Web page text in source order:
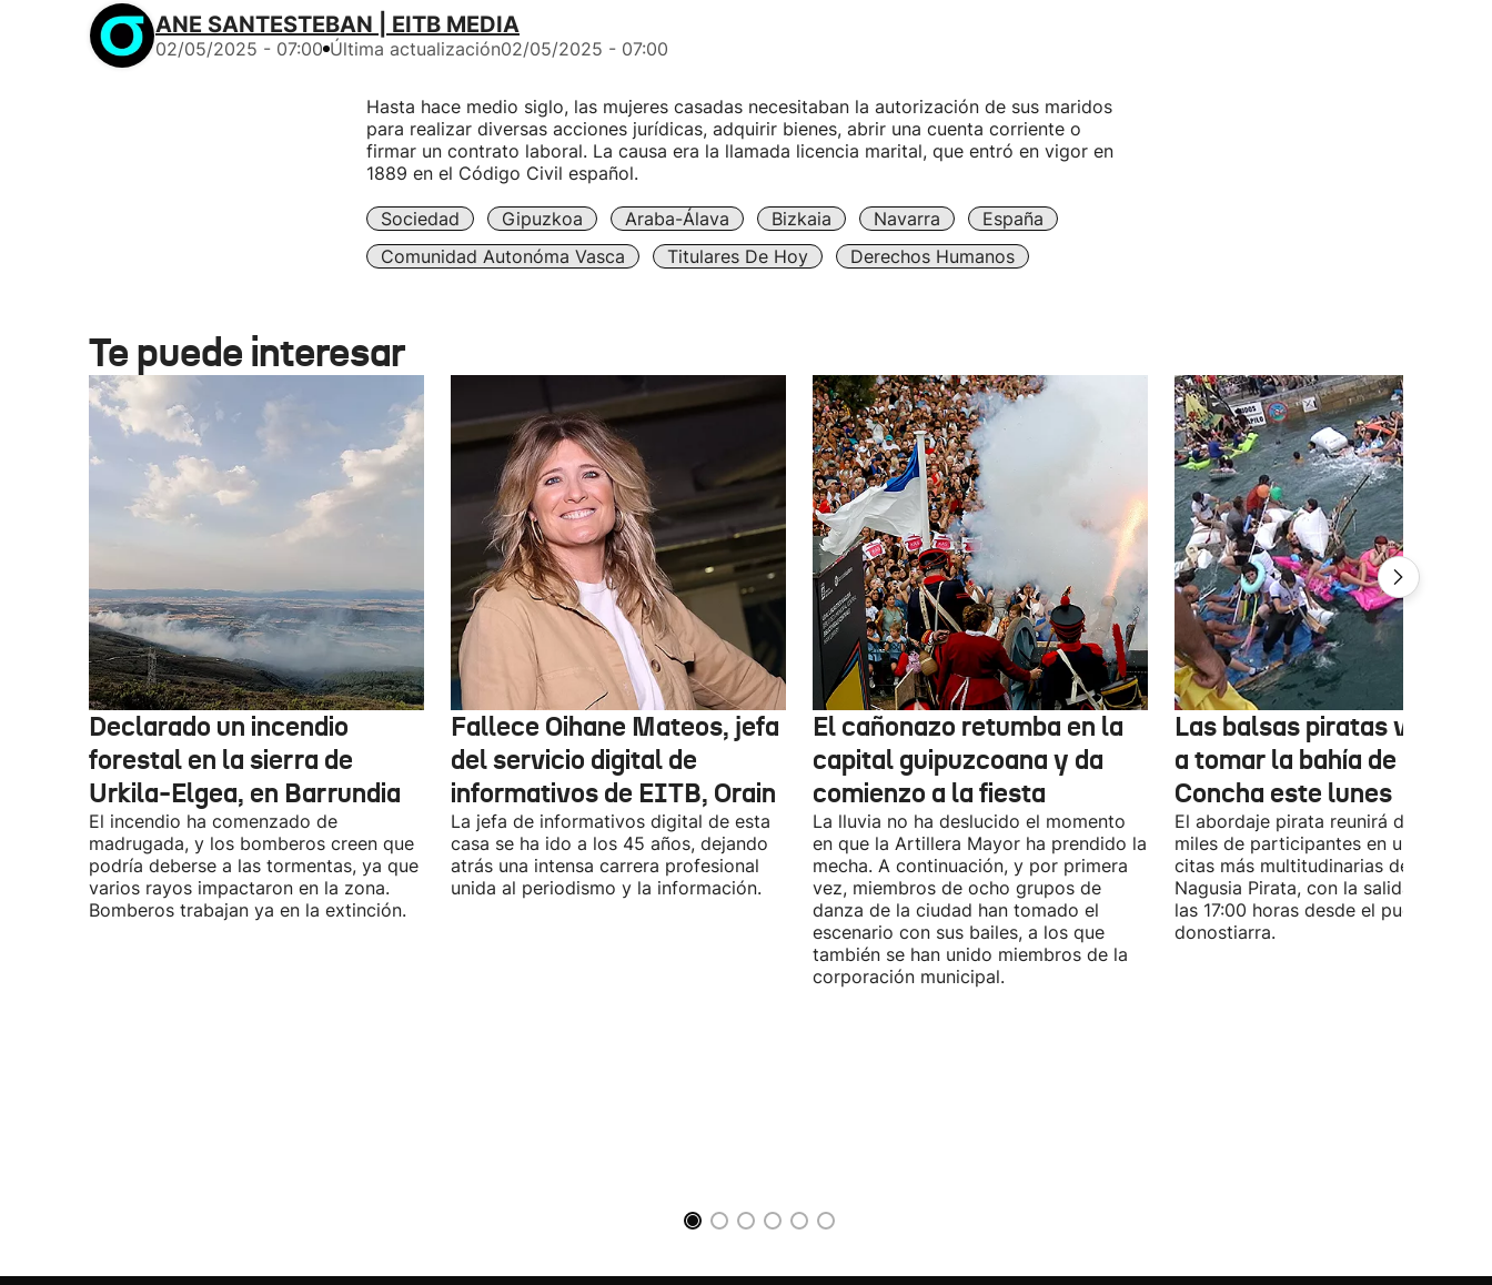
ANE SANTESTEBAN | EITB MEDIA
02/05/2025 - 07:00 Última actualización02/05/2025 - 07:00
Hasta hace medio siglo, las mujeres casadas necesitaban la autorización de sus maridos
para realizar diversas acciones jurídicas, adquirir bienes, abrir una cuenta corriente o
firmar un contrato laboral. La causa era la llamada licencia marital, que entró en vigor en
1889 en el Código Civil español.
Sociedad Gipuzkoa Araba-Álava Bizkaia Navarra
España
Comunidad Autonóma Vasca
Titulares De Hoy Derechos Humanos
Te puede interesar
Declarado un incendio
forestal en la sierra de
Urkila-Elgea, en Barrundia
El incendio ha comenzado de
madrugada, y los bomberos creen que
podría deberse a las tormentas, ya que
varios rayos impactaron en la zona.
Bomberos trabajan ya en la extinción.
Fallece Oihane Mateos, jefa
del servicio digital de
informativos de EITB, Orain
La jefa de informativos digital de esta
casa se ha ido a los 45 años, dejando
atrás una intensa carrera profesional
unida al periodismo y la información.
El cañonazo retumba en la
capital guipuzcoana y da
comienzo a la fiesta
La lluvia no ha deslucido el momento
en que la Artillera Mayor ha prendido la
mecha. A continuación, y por primera
vez, miembros de ocho grupos de
danza de la ciudad han tomado el
escenario con sus bailes, a los que
también se han unido miembros de la
corporación municipal.
Las balsas piratas
a tomar la bahía de La
Concha este lunes
El abordaje pirata reunirá de nuevo a
miles de participantes en una de las
citas más multitudinarias de la Aste
Nagusia Pirata, con la salida prevista
las 17:00 horas desde el puerto
donostiarra.